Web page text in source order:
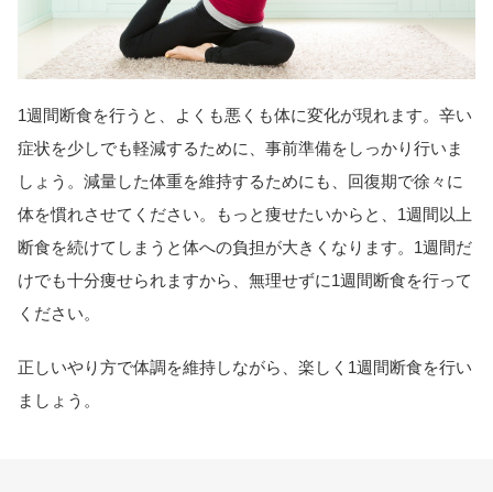
1週間断食を行うと、よくも悪くも体に変化が現れます。辛い
症状を少しでも軽減するために、事前準備をしっかり行いま
しょう。減量した体重を維持するためにも、回復期で徐々に
体を慣れさせてください。もっと痩せたいからと、1週間以上
断食を続けてしまうと体への負担が大きくなります。1週間だ
けでも十分痩せられますから、無理せずに1週間断食を行って
ください。
正しいやり方で体調を維持しながら、楽しく1週間断食を行い
ましょう。